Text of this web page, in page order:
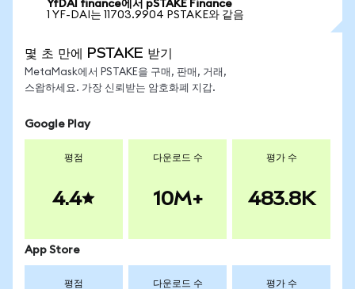
YfDAI finance에서 pSTAKE Finance
1 YF-DAI는 11703.9904 PSTAKE와 같음
몇 초 만에 PSTAKE 받기
MetaMask에서 PSTAKE을 구매, 판매, 거래,
스왑하세요. 가장 신뢰받는 암호화폐 지갑.
Google Play
평점
4.4
다운로드 수
10M+
평가 수
483.8K
App Store
평점 다운로드 수 평가 수